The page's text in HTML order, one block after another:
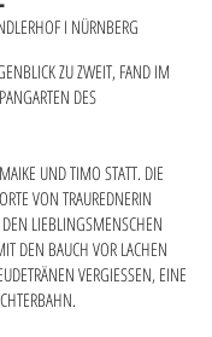
I NÜRNBERG
ZU ZWEIT, FAND IM
DES
UND TIMO STATT. DIE
VON TRAUREDNERIN
LIEBLINGSMENSCHEN
DEN BAUCH VOR LACHEN
VERGIESSEN, EINE